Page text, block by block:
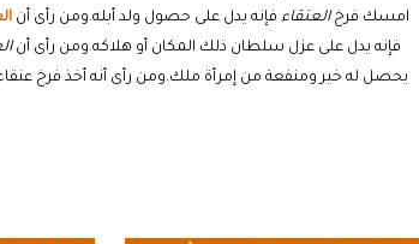
امسك فرخالعنقاء فإنه يدل على حصول ولد أبله.ومن رأى أن
فإنه يدل على عزل سلطان ذلك المكان أو هلاكه.ومن رأى أن
يحصل له خير ومنفعة من إمرأة ملك.ومن رأى أنه أخذ فرخ